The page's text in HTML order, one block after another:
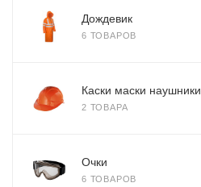
Дождевик
6 ТОВАРОВ
Каски маски наушники
2 ТОВАРА
Очки
6 ТОВАРОВ